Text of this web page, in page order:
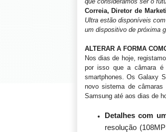
Correia, Diretor de
Ultra estão disponíveis
um dispositivo de próxima
ALTERAR A FORMA
Nos dias de hoje,
por isso que a câmara é
smartphones. Os Galaxy
novo sistema de
Samsung até aos dias de
Detalhes com
resolução